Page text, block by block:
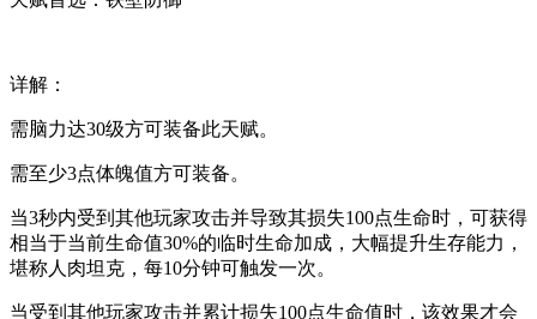
详解：
需脑力达30级方可装备此天赋。
需至少3点体魄值方可装备。
当3秒内受到其他玩家攻击并导致其损失100点生命时，可获得
相当于当前生命值30%的临时生命加成，大幅提升生存能力，
堪称人肉坦克，每10分钟可触发一次。
当受到其他玩家攻击并累计损失100点生命值时，该效果才会